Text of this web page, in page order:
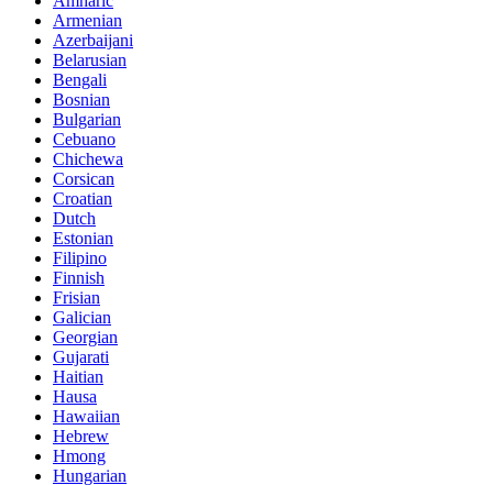
Armenian
Azerbaijani
Belarusian
Bengali
Bosnian
Bulgarian
Cebuano
Chichewa
Corsican
Croatian
Dutch
Estonian
Filipino
Finnish
Frisian
Galician
Georgian
Gujarati
Haitian
Hausa
Hawaiian
Hebrew
Hmong
Hungarian